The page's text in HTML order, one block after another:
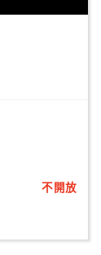
不開放